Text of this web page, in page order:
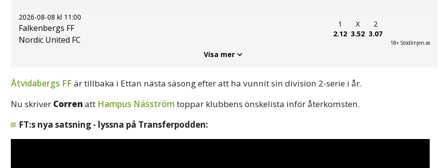
2026-08-08 kl 11:00
Falkenbergs FF
Nordic United FC
1
2.12
X
3.52
2
3.07
18+ Stödlinjen.se
Visa mer
Åtvidabergs FF är tillbaka i Ettan nästa säsong efter att ha vunnit sin division 2-serie i år.
Nu skriver Correnatt Hampus Näsström toppar klubbens önskelista inför återkomsten.
FT:s nya satsning - lyssna på Transferpodden: